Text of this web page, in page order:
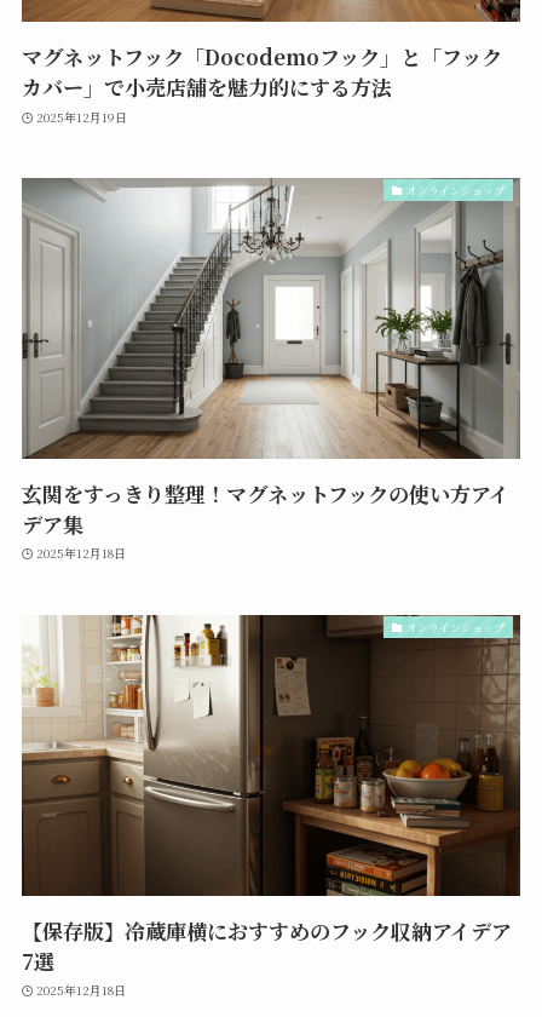
マグネットフック「Docodemoフック」と「フック
カバー」で小売店舗を魅力的にする方法
2025年12月19日
オンラインショップ
玄関をすっきり整理！マグネットフックの使い方アイ
デア集
2025年12月18日
オンラインショップ
【保存版】冷蔵庫横におすすめのフック収納アイデア
7選
2025年12月18日